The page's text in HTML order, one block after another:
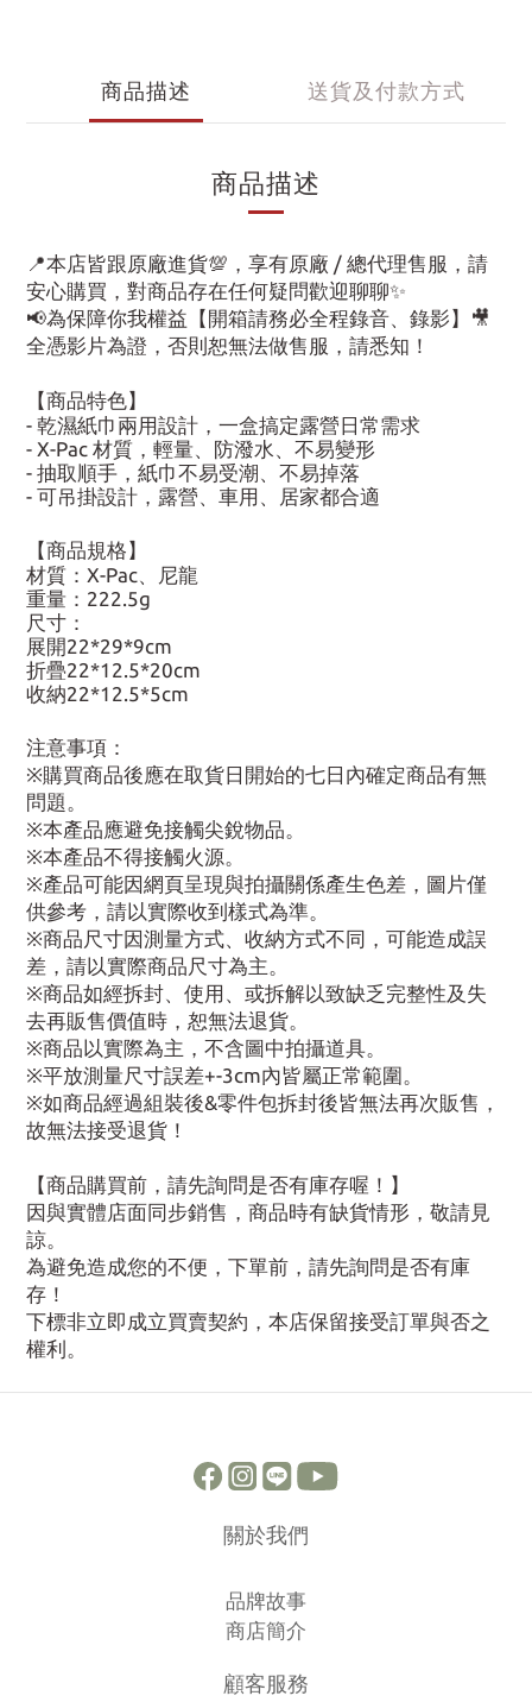
商品描述 送貨及付款方式
商品描述
📍本店皆跟原廠進貨💯，享有原廠 / 總代理售服，請
安心購買，對商品存在任何疑問歡迎聊聊✨
📢為保障你我權益【開箱請務必全程錄音、錄影】🎥
全憑影片為證，否則恕無法做售服，請悉知！
【商品特色】
- 乾濕紙巾兩用設計，一盒搞定露營日常需求
- X-Pac 材質，輕量、防潑水、不易變形
- 抽取順手，紙巾不易受潮、不易掉落
- 可吊掛設計，露營、車用、居家都合適
【商品規格】
材質：X-Pac、尼龍
重量：222.5g
尺寸：
展開22*29*9cm
折疊22*12.5*20cm
收納22*12.5*5cm
注意事項：
※購買商品後應在取貨日開始的七日內確定商品有無
問題。
※本產品應避免接觸尖銳物品。
※本產品不得接觸火源。
※產品可能因網頁呈現與拍攝關係產生色差，圖片僅
供參考，請以實際收到樣式為準。
※商品尺寸因測量方式、收納方式不同，可能造成誤
差，請以實際商品尺寸為主。
※商品如經拆封、使用、或拆解以致缺乏完整性及失
去再販售價值時，恕無法退貨。
※商品以實際為主，不含圖中拍攝道具。
※平放測量尺寸誤差+-3cm內皆屬正常範圍。
※如商品經過組裝後&零件包拆封後皆無法再次販售，
故無法接受退貨！
【商品購買前，請先詢問是否有庫存喔！】
因與實體店面同步銷售，商品時有缺貨情形，敬請見
諒。
為避免造成您的不便，下單前，請先詢問是否有庫
存！
下標非立即成立買賣契約，本店保留接受訂單與否之
權利。
關於我們
品牌故事
商店簡介
顧客服務